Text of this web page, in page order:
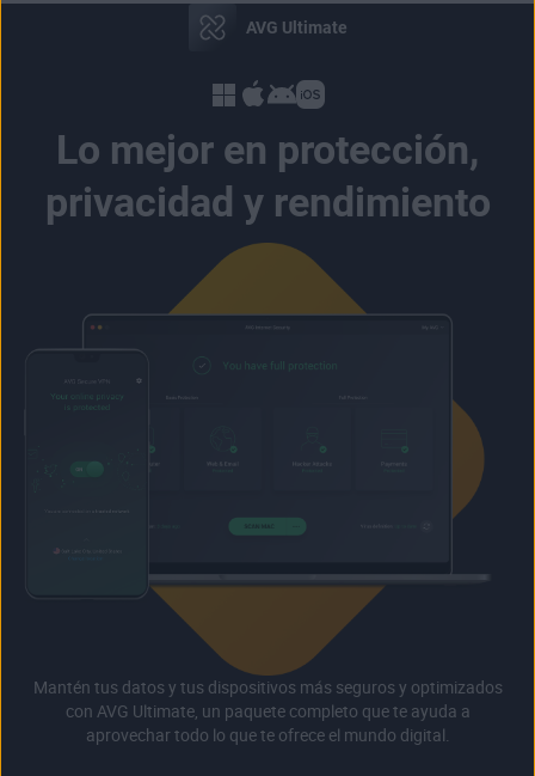
AVG Ultimate
Lo mejor en protección,
privacidad y rendimiento
Mantén tus datos y tus dispositivos más seguros y optimizados
con AVG Ultimate, un paquete completo que te ayuda a
aprovechar todo lo que te ofrece el mundo digital.